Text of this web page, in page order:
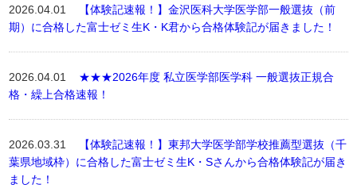
2026.04.01
【体験記速報！】金沢医科大学医学部一般選抜（前
期）に合格した富士ゼミ生K・K君から合格体験記が届きました！
2026.04.01 ★★★2026年度 私立医学部医学科 一般選抜正規合
格・繰上合格速報！
2026.03.31
【体験記速報！】東邦大学医学部学校推薦型選抜（千
葉県地域枠）に合格した富士ゼミ生K・Sさんから合格体験記が届き
ました！